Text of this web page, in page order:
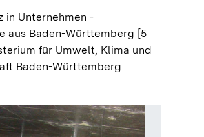
in Unternehmen -
aus Baden-Württemberg [5
für Umwelt, Klima und
Baden-Württemberg